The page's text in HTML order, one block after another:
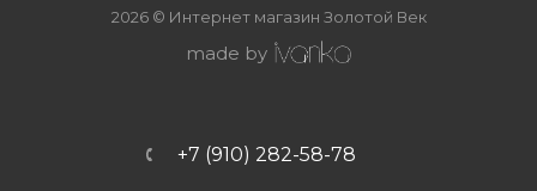
2026 © Интернет магазин Золотой Век
made by
+7 (910) 282-58-78